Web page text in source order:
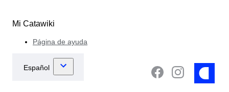
Mi Catawiki
Página de ayuda